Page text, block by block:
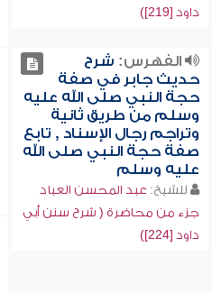
داود [219])
الفهرس: شرح
حديث جابر في صفة
حجة النبي صلى الله عليه
وسلم من طريق ثانية
وتراجم رجال الإسناد , تابع
صفة حجة النبي صلى الله
عليه وسلم
للشيخ: عبد المحسن العباد
جزء من محاضرة ( شرح سنن أبي
داود [224])